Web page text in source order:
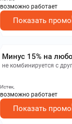
возможно работает
Показать
Минус 15% на
не комбинируется с
Истек,
возможно работает
Показать